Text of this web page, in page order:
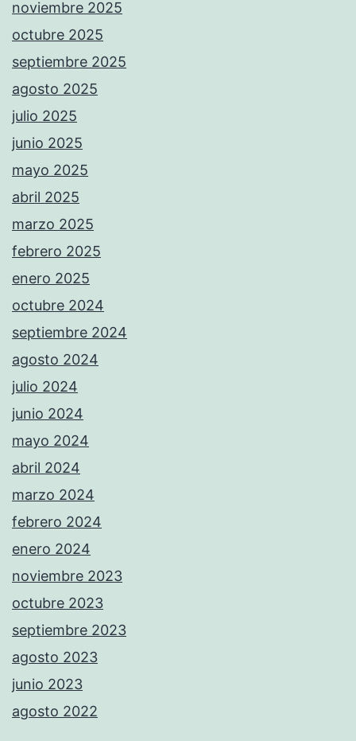
noviembre 2025
octubre 2025
septiembre 2025
agosto 2025
julio 2025
junio 2025
mayo 2025
abril 2025
marzo 2025
febrero 2025
enero 2025
octubre 2024
septiembre 2024
agosto 2024
julio 2024
junio 2024
mayo 2024
abril 2024
marzo 2024
febrero 2024
enero 2024
noviembre 2023
octubre 2023
septiembre 2023
agosto 2023
junio 2023
agosto 2022